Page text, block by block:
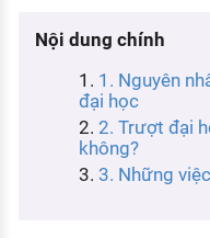
Chính sách lao động
KHÁM PHÁ NGHỀ
Tử vi nghề nghiệp
Kỹ năng nghề nghiệp
Nội dung chính
1. Nguyên
đại học
2. Trượt đại
không?
3. Những